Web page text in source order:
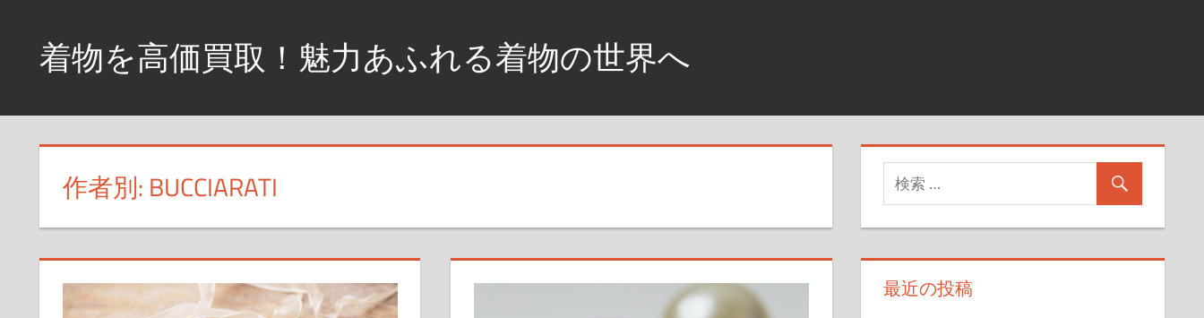
ツ
着物を高価買取！魅力あふれる着物の世界へ
価
買
な
作者別: BUCCIARATI
最近の投稿